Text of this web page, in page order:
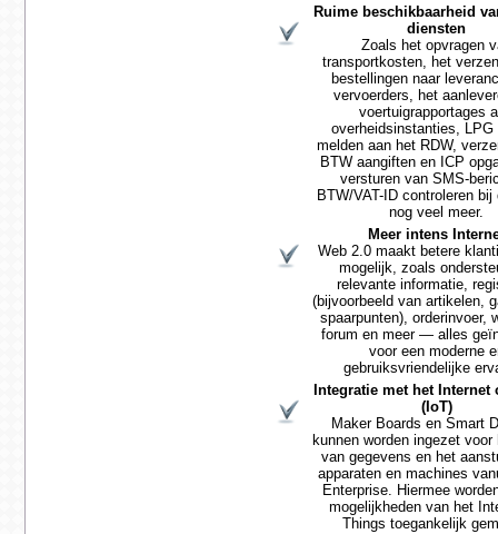
Ruime beschikbaarheid
diensten
Zoals het opvragen
transportkosten, het
bestellingen naar
vervoerders, het
voertuigrapportages
overheidsinstanties, LPG
melden aan het RDW,
BTW aangiften en ICP
versturen van SMS-
BTW/VAT-ID controleren bij
nog veel meer.
Meer intens
Web 2.0 maakt betere
mogelijk, zoals
relevante informatie,
(bijvoorbeeld van artikelen,
spaarpunten), orderinvoer,
forum en meer — alles
voor een moderne
gebruiksvriendelijke
Integratie met het Internet
(IoT)
Maker Boards en Smart
kunnen worden ingezet voor
van gegevens en het
apparaten en machines
Enterprise. Hiermee
mogelijkheden van het
Things toegankelijk